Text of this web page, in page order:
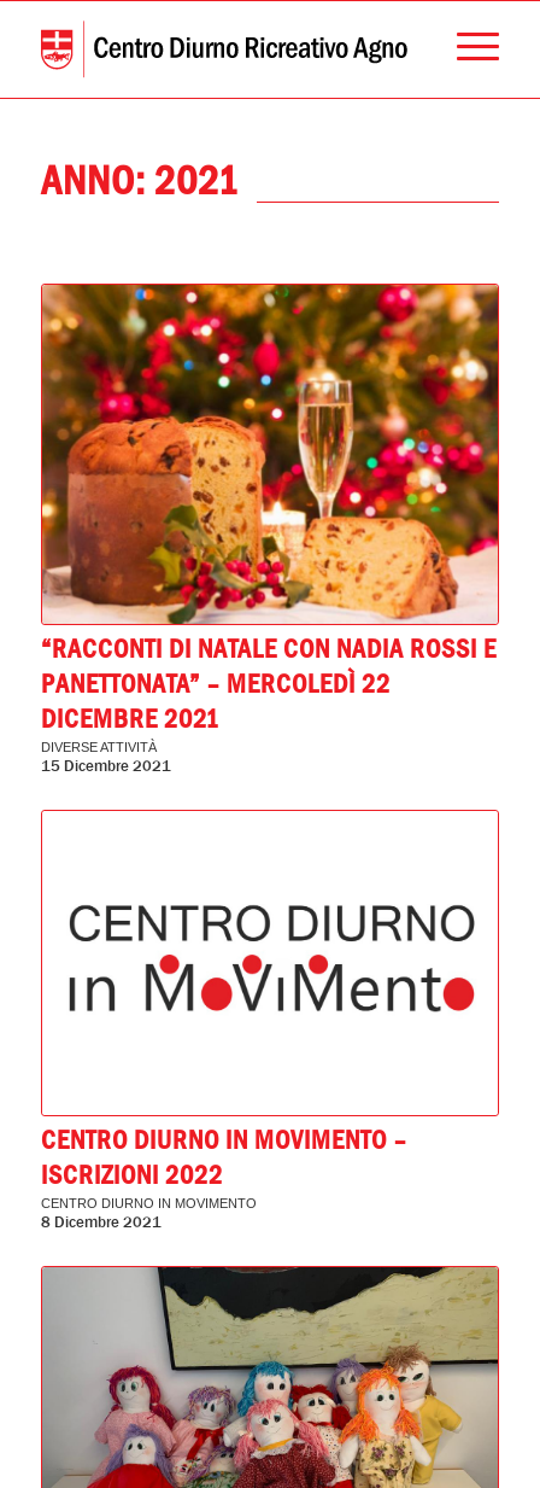
ANNO: 2021
“RACCONTI DI NATALE CON NADIA ROSSI E
PANETTONATA” – MERCOLEDÌ 22
DICEMBRE 2021
DIVERSE ATTIVITÀ
15 Dicembre 2021
CENTRO DIURNO IN MOVIMENTO –
ISCRIZIONI 2022
CENTRO DIURNO IN MOVIMENTO
8 Dicembre 2021